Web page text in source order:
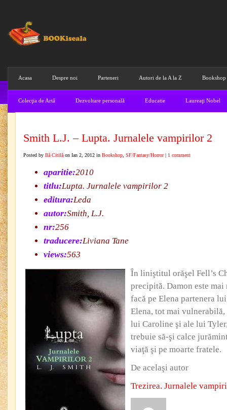
Acasa Despre noi Parteneri Autori de la A la Z Bookshop
Colecţia de Artă Dezvoltare personală Educatie Laureaţi Nobel
Smith L.J. – Lupta. Jurnalele vampirilor 2
Posted by Ilă Citilă on Ian 2, 2012 in Bookshop SF/Fantasy/Horror| 1 comment
aparitie:2010
titlu:Lupta. Jurnalele vampirilor 2
editura:Leda
autor:Smith, L.J.
nr:256
traducere:Liviana Tane
views:563
În liniştitul orăşel Fell’s
precipită. Damon este
facă pe Elena partenera
Elena, tot mai
lui Caroline şi ale lui
trebuie să-şi calce
viaţă şi pe moarte fratele.
De acelaşi autor
Trezirea. Jurnalele